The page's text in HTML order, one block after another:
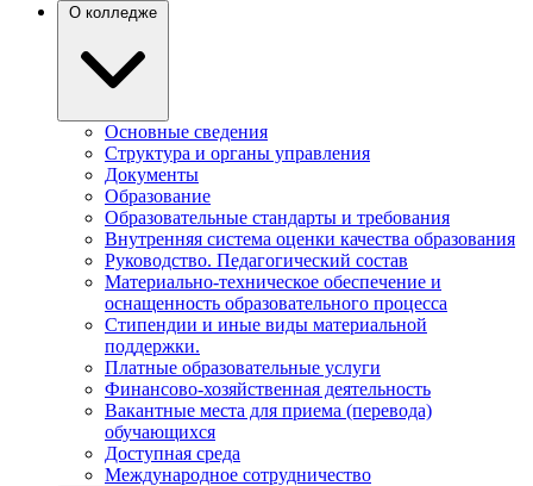
О колледже
Основные сведения
Структура и органы управления
Документы
Образование
Образовательные стандарты и требования
Внутренняя система оценки качества образования
Руководство. Педагогический состав
Материально-техническое обеспечение и
оснащенность образовательного процесса
Стипендии и иные виды материальной
поддержки.
Платные образовательные услуги
Финансово-хозяйственная деятельность
Вакантные места для приема (перевода)
обучающихся
Доступная среда
Международное сотрудничество